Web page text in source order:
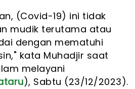
(Covid-19) ini tidak
mudik terutama atau
dengan mematuhi
kata Muhadjir saat
melayani
), Sabtu (23/12/2023).